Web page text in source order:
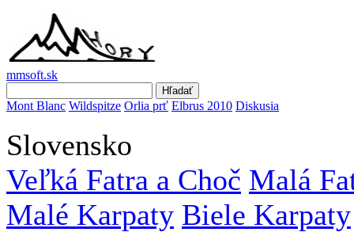
mmsoft.sk
Mont Blanc Wildspitze Orlia prť Elbrus 2010 Diskusia
Slovensko
Veľká Fatra a Choč Malá
Malé Karpaty Biele Karpaty